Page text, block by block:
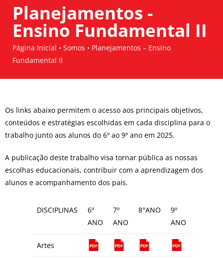
Planejamentos -
Ensino Fundamental II
Página Inicial • Somos • Planejamentos – Ensino
Fundamental II
Os links abaixo permitem o acesso aos principais objetivos,
conteúdos e estratégias escolhidas em cada disciplina para o
trabalho junto aos alunos do 6º ao 9º ano em 2025.
A publicação deste trabalho visa tornar pública as nossas
escolhas educacionais, contribuir com a aprendizagem dos
alunos e acompanhamento dos pais.
DISCIPLINAS
6º
ANO
7º
ANO
8°ANO
9º
ANO
Artes